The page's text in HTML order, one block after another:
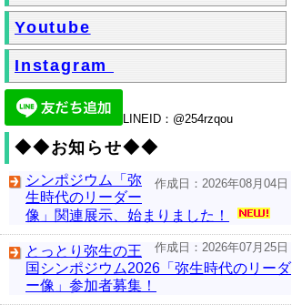
Youtube
Instagram
LINEID：@254rzqou
◆◆お知らせ◆◆
作成日：2026年08月04日
シンポジウム「弥
生時代のリーダー
像」関連展示、始まりました！
作成日：2026年07月25日
とっとり弥生の王
国シンポジウム2026「弥生時代のリーダ
ー像」参加者募集！